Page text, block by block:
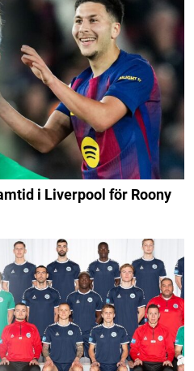
i Liverpool för Roony